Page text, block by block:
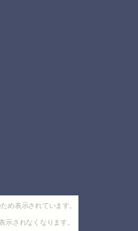
め表示されています。
示されなくなります。